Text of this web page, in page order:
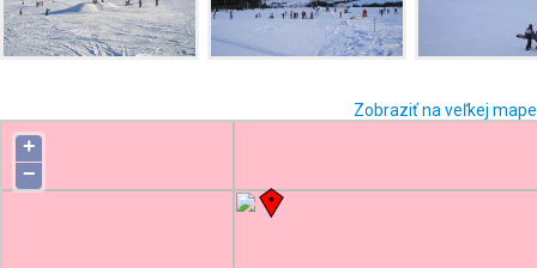
Zobraziť na veľkej mape
+
−